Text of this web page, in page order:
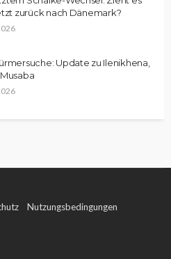
zurück nach Dänemark?
Update zu Ilenikhena,
Nutzungsbedingungen